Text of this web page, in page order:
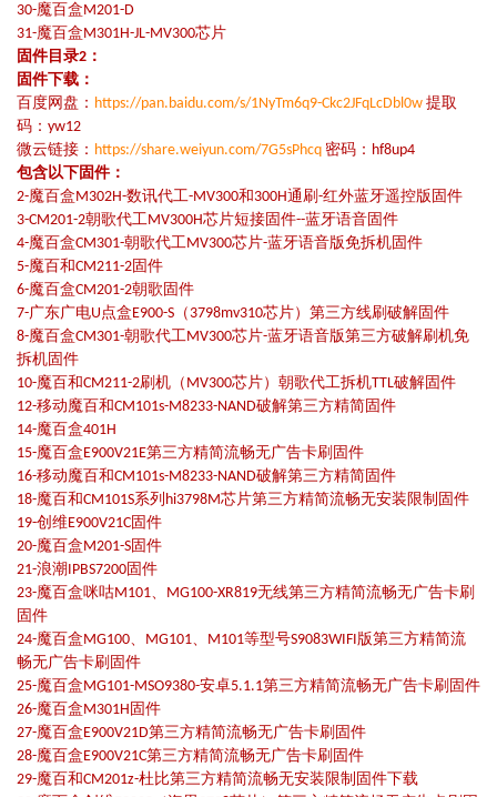
30-魔百盒M201-D
31-魔百盒M301H-JL-MV300芯片
固件目录2：
固件下载：
百度网盘： https://pan.baidu.com/s/1NyTm6q9-Ckc2JFqLcDbl0w 提取
码：yw12
微云链接： https://share.weiyun.com/7G5sPhcq 密码：hf8up4
包含以下固件：
2-魔百盒M302H-数讯代工-MV300和300H通刷-红外蓝牙遥控版固件
3-CM201-2朝歌代工MV300H芯片短接固件--蓝牙语音固件
4-魔百盒CM301-朝歌代工MV300芯片-蓝牙语音版免拆机固件
5-魔百和CM211-2固件
6-魔百盒CM201-2朝歌固件
7-广东广电U点盒E900-S（3798mv310芯片）第三方线刷破解固件
8-魔百盒CM301-朝歌代工MV300芯片-蓝牙语音版第三方破解刷机免
拆机固件
10-魔百和CM211-2刷机（MV300芯片）朝歌代工拆机TTL破解固件
12-移动魔百和CM101s-M8233-NAND破解第三方精简固件
14-魔百盒401H
15-魔百盒E900V21E第三方精简流畅无广告卡刷固件
16-移动魔百和CM101s-M8233-NAND破解第三方精简固件
18-魔百和CM101S系列hi3798M芯片第三方精简流畅无安装限制固件
19-创维E900V21C固件
20-魔百盒M201-S固件
21-浪潮IPBS7200固件
23-魔百盒咪咕M101、MG100-XR819无线第三方精简流畅无广告卡刷
固件
24-魔百盒MG100、MG101、M101等型号S9083WIFI版第三方精简流
畅无广告卡刷固件
25-魔百盒MG101-MSO9380-安卓5.1.1第三方精简流畅无广告卡刷固件
26-魔百盒M301H固件
27-魔百盒E900V21D第三方精简流畅无广告卡刷固件
28-魔百盒E900V21C第三方精简流畅无广告卡刷固件
29-魔百和CM201z-杜比第三方精简流畅无安装限制固件下载